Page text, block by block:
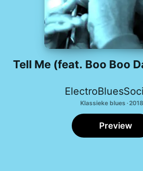
Tell Me (feat. Boo Boo
Klassieke blues · 2018
Preview